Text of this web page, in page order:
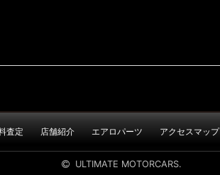
査定 店舗紹介 エアロパーツ アクセスマップ
ULTIMATE MOTORCARS.